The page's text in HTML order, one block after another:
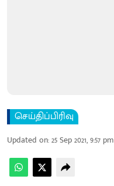
செய்திப்பிரிவு
Updated on:25 Sep 2021, 9:57 pm